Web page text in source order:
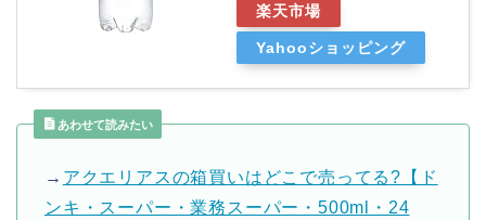
楽天市場
Yahooショッピング
あわせて読みたい
→ アクエリアスの箱買いはどこで売ってる?【ド
ンキ・スーパー・業務スーパー・500ml・24